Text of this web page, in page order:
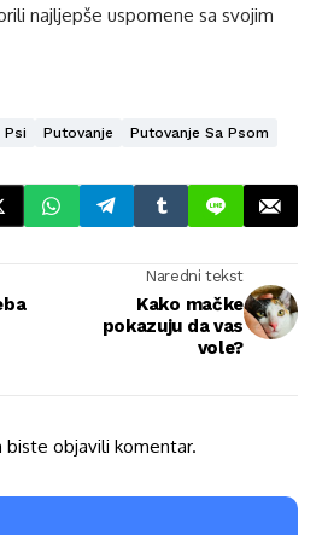
najljepše uspomene sa svojim
Psi Putovanje Putovanje Sa Psom
Naredni tekst
Kako mačke
pokazuju da vas
vole?
biste objavili komentar.